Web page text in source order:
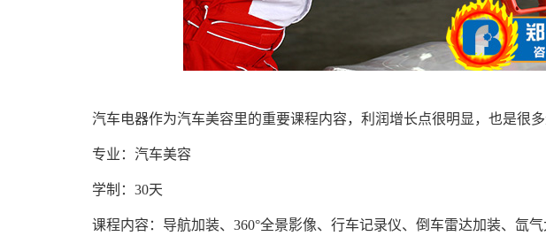
汽车电器作为汽车美容里的重要课程内容，利润增长点很明显，也是很
专业：汽车美容
学制：30天
课程内容：导航加装、360°全景影像、行车记录仪、倒车雷达加装、氙